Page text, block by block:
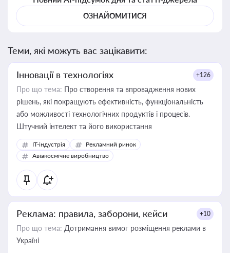
ОЗНАЙОМИТИСЯ
Теми, які можуть вас зацікавити:
Інновації в технологіях +126
Про що тема: Про створення та впровадження нових
рішень, які покращують ефективність, функціональність
або можливості технологічних продуктів і процесів.
Штучний інтелект та його використання
IT-індустрія
Рекламний ринок
Авіакосмічне виробництво
Реклама: правила, заборони, кейси +10
Про що тема: Дотримання вимог розміщення реклами в
Україні